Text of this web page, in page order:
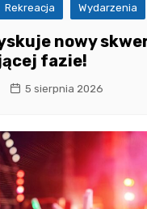
Rekreacja Wydarzenia
nowy
fazie!
5 sierpnia 2026